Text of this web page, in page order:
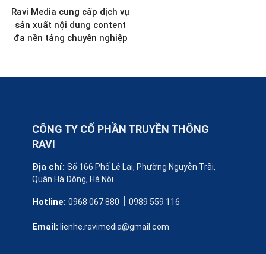
Ravi Media cung cấp dịch vụ
sản xuất nội dung content
đa nền tảng chuyên nghiệp
CÔNG TY CỔ PHẦN TRUYỀN THÔNG
RAVI
Địa chỉ: Số 166 Phố Lê Lai, Phường Nguyễn Trãi,
Quận Hà Đông, Hà Nội
Hotline: 0968 067 880 | 0989 559 116
Email: lienhe.ravimedia@gmail.com